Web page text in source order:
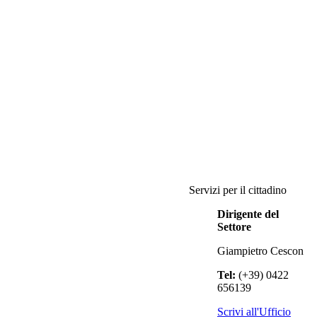
Servizi per il cittadino
Dirigente del
Settore
Giampietro Cescon
Tel: (+39) 0422
656139
Scrivi all'Ufficio